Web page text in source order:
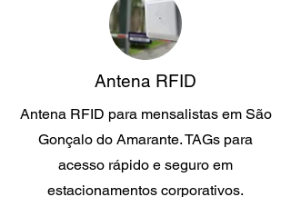
Antena RFID
Antena RFID para mensalistas em São
Gonçalo do Amarante. TAGs para
acesso rápido e seguro em
estacionamentos corporativos.